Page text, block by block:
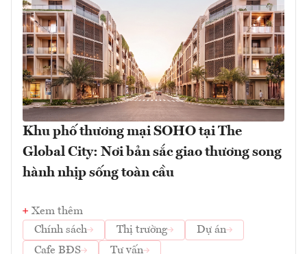
Khu phố thương mại SOHO tại The
Global City: Nơi bản sắc giao thương song
hành nhịp sống toàn cầu
Xem thêm
Chính sách
Thị trường
Dự án
Cafe BĐS
Tư vấn